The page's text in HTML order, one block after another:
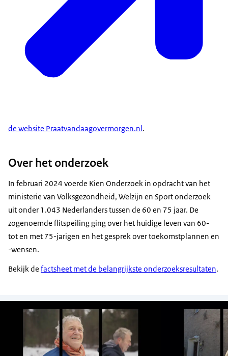
de website Praatvandaagovermorgen.nl .
Over het onderzoek
In februari 2024 voerde Kien Onderzoek in opdracht van het
ministerie van Volksgezondheid, Welzijn en Sport onderzoek
uit onder 1.043 Nederlanders tussen de 60 en 75 jaar. De
zogenoemde flitspeiling ging over het huidige leven van 60-
tot en met 75-jarigen en het gesprek over toekomstplannen en
-wensen.
Bekijk de factsheet met de belangrijkste onderzoeksresultaten.